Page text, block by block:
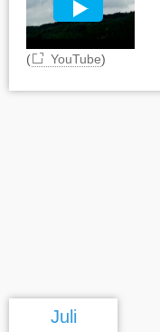
( YouTube)
Juli